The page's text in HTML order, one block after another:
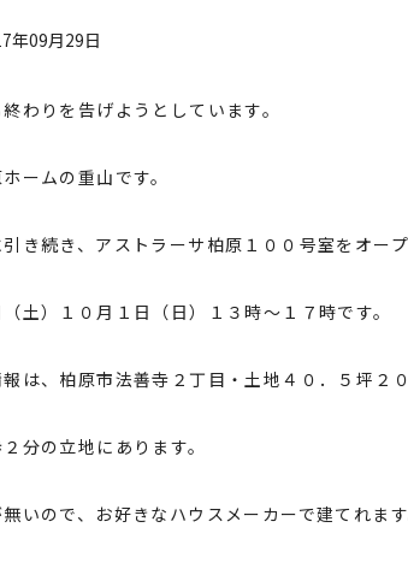
年09月29日
わりを告げようとしています。
ームの重山です。
き続き、アストラーサ柏原１００号室をオープ
土）１０月１日（日）１３時～１７時です。
は、柏原市法善寺２丁目・土地４０．５坪２０
分の立地にあります。
いので、お好きなハウスメーカーで建てれます